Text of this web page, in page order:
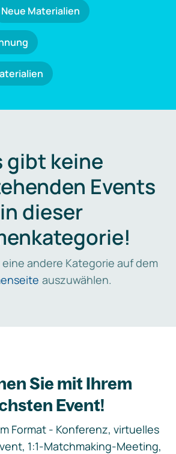
Neue Materialien
gibt keine
Events
in dieser
andere Kategorie auf dem
auszuwählen.
Sie mit Ihrem
Event!
Format - Konferenz, virtuelles
1:1-Matchmaking-Meeting,